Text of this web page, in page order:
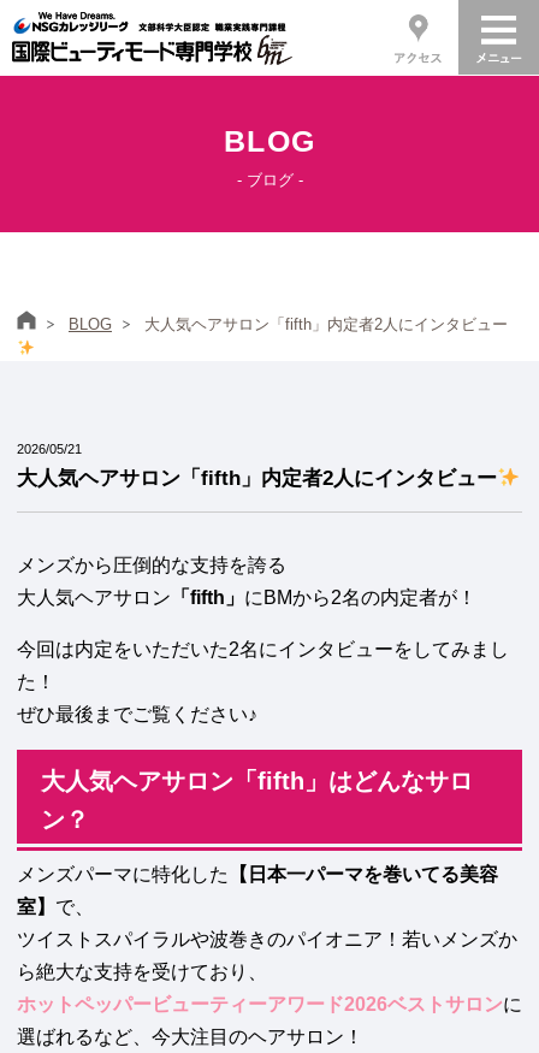
BLOG
- ブログ -
ホームBLOG 大人気ヘアサロン「fifth」内定者2人にインタビュー
2026/05/21
大人気ヘアサロン「fifth」内定者2人にインタビュー
メンズから圧倒的な支持を誇る
大人気ヘアサロン 「fifth」 にBMから2名の内定者が！
今回は内定をいただいた2名にインタビューをしてみまし
た！
ぜひ最後までご覧ください♪
大人気ヘアサロン「fifth 」はどんなサロ
ン？
メンズパーマに特化した
【日本一パーマを巻いてる美容
室】 で、
ツイストスパイラルや波巻きのパイオニア！若いメンズか
ら絶大な支持を受けており、
ホットペッパービューティーアワード2026ベストサロンに
選ばれるなど、今大注目のヘアサロン！